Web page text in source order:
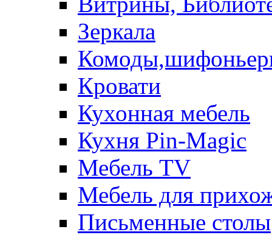
Зеркала
Кровати
Кухонная мебель
Кухня Pin-Magic
Мебель TV
Мебель для
Письменные столы